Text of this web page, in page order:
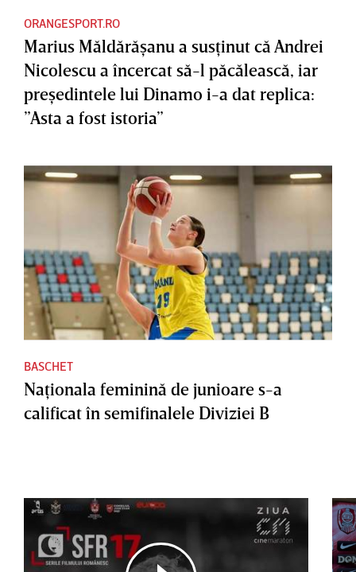
ORANGESPORT.RO
Marius Măldărăşanu a susţinut că Andrei
Nicolescu a încercat să-l păcălească, iar
preşedintele lui Dinamo i-a dat replica:
”Asta a fost istoria”
BASCHET
Naţionala feminină de junioare s-a
calificat în semifinalele Diviziei B